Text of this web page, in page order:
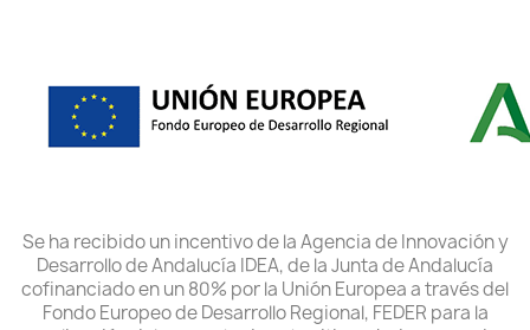
Se ha recibido un incentivo de la Agencia de Innovación y
Desarrollo de Andalucía IDEA, de la Junta de Andalucía
cofinanciado en un 80% por la Unión Europea a través del
Fondo Europeo de Desarrollo Regional, FEDER para la